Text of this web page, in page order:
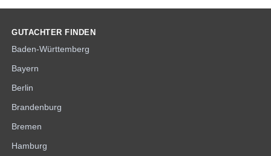
GUTACHTER FINDEN
Baden-Württemberg
Bayern
Berlin
Brandenburg
Bremen
Hamburg